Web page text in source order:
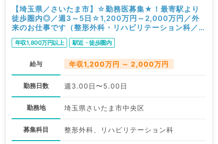
【埼玉県／さいたま市】☆勤務医募集★！最寄駅より
徒歩圏内◎／週3～5日☆1,200万円～2,000万円／外
来のお仕事です（整形外科・リハビリテーション科／常
勤）
年収1,800万円以上 駅近・徒歩圏内
給与 年収1,200万円 ～ 2,000万円
勤務日数 週3.00日〜5.00日
勤務地 埼玉県さいたま市中央区
募集科目 整形外科、リハビリテーション科